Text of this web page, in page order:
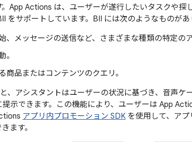
App Actions は、ユーザーが遂行したいタスクや探
をサポートしています。BII には次のようなものがあ
、メッセージの送信など、さまざまな種類の特定のア
。
商品またはコンテンツのクエリ。
、アシスタントはユーザーの状況に基づき、音声ケ
示できます。この機能により、ユーザーは App
アプリ内プロモーション SDK を使用して、ア
ます。